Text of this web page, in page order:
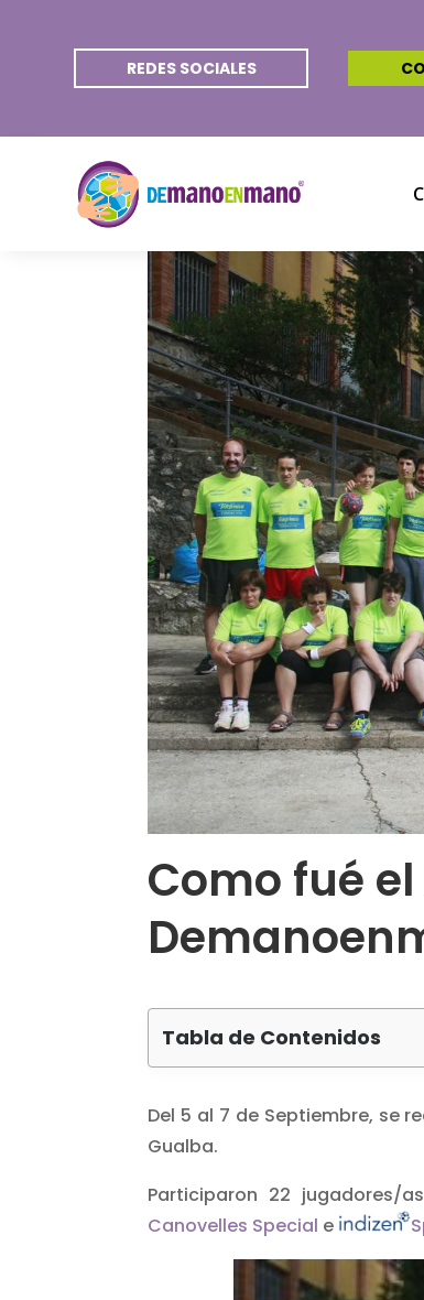
REDES SOCIALES
Como fué
Tabla de Contenidos
Del 5 al 7 de Septiembre, se
Gualba.
Participaron 22 jugadores/
Canovelles Special e